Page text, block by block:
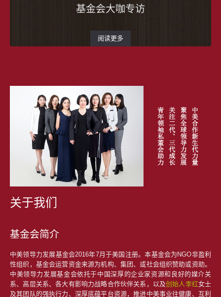
基金会大咖专访
阅读更多
关于我们
基金会简介
中美领导力发展基金会2016年7月于美国注册。本基金会为NGO非盈利
性组织，基金会运营资金来源为机构、集团、或社会组织赞助或资助。
中美领导力发展基金会依托于中国深厚的企业家资源和良好的媒介关
系、高层关系、各大有影响力战略合作伙伴关系，以及创始人李红女士
及其团队的强执行力、深厚底蕴平台资源，推进中美事业往健康、互利